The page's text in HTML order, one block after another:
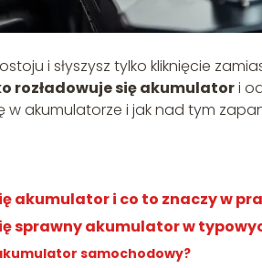
i słyszysz tylko kliknięcie
rozładowuje się akumulatori
w akumulatorze i jak nad tym
akumulator i co to znaczy w
sprawny akumulator w
samochodowy?